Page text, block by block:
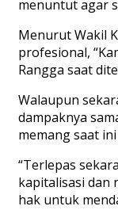
menuntut agar
Menurut Wakil
profesional,
Rangga saat
Walaupun
dampaknya
memang saat
“Terlepas
kapitalisasi dan
hak untuk